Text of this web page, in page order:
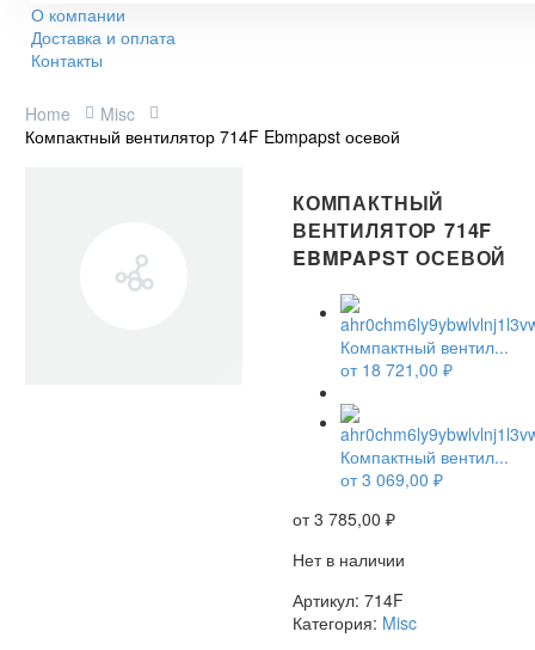
О компании
Доставка и оплата
Контакты
Home
Misc
Компактный вентилятор 714F Ebmpapst осевой
КОМПАКТНЫЙ
ВЕНТИЛЯТОР 714F
EBMPAPST ОСЕВОЙ
Компактный вентил...
от 18 721,00 ₽
Компактный вентил...
от3 069,00 ₽
от3 785,00 ₽
Нет в наличии
Артикул: 714F
Категория: Misc